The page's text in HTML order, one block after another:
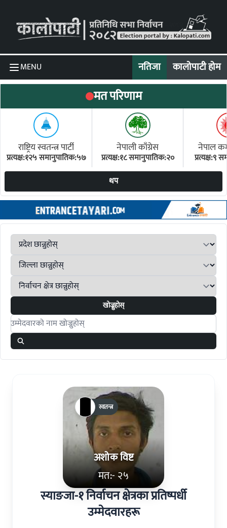
MENU नतिजा कालोपाटी होम
मत परिणाम
राष्ट्रिय स्वतन्त्र पार्टी
प्रत्यक्ष:१२५ समानुपातिक:५७
नेपाली काँग्रेस
प्रत्यक्ष:१८ समानुपातिक:२०
नेपाल
प्रत्यक्ष:९
थप
खोज्नुहोस्
Search candidates
अशोक विष्ट
मत:- २५
स्वतन्त्र
स्याङजा-१ निर्वाचन क्षेत्रका प्रतिष्पर्धी
उम्मेदवारहरू